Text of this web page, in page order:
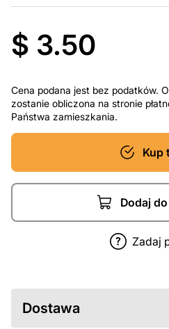
$ 3.50
Cena podana jest bez podatków.
zostanie obliczona na stronie
Państwa zamieszkania.
Kup
Dodaj
Zadaj
Dostawa